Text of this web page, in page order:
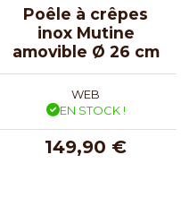
Poêle à crêpes
inox Mutine
amovible Ø 26 cm
WEB
EN STOCK !
149,90 €